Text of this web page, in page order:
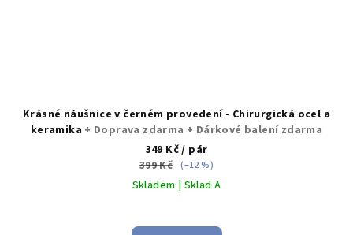
Krásné náušnice v černém provedení - Chirurgická ocel a
keramika + Doprava zdarma + Dárkové balení zdarma
349 Kč/ pár
399 Kč (–12 %)
Skladem | Sklad A
hodnocení